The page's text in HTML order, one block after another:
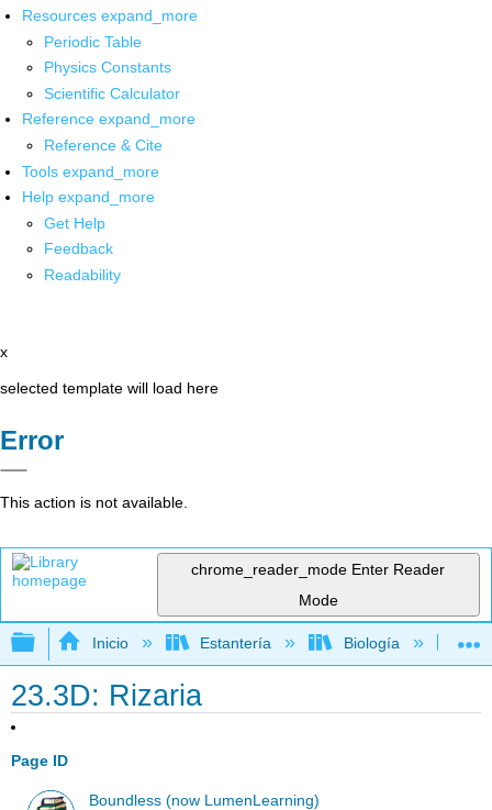
Resources expand_more
Periodic Table
Physics Constants
Scientific Calculator
Reference expand_more
Reference & Cite
Tools expand_more
Help expand_more
Get Help
Feedback
Readability
x
selected template will load here
Error
This action is not available.
chrome_reader_mode Enter Reader
Mode
Expandir/contraer jerarquía global
Inicio Estantería Biología
23.3D: Rizaria
Page ID
Boundless (now LumenLearning)